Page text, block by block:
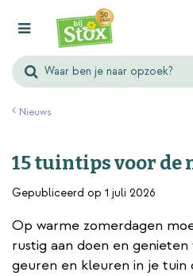
Nieuws
15 tuintips voor de
Gepubliceerd op 1 juli 2026
Op warme zomerdagen
rustig aan doen en
geuren en kleuren in je tuin